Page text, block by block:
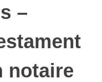
–
notaire